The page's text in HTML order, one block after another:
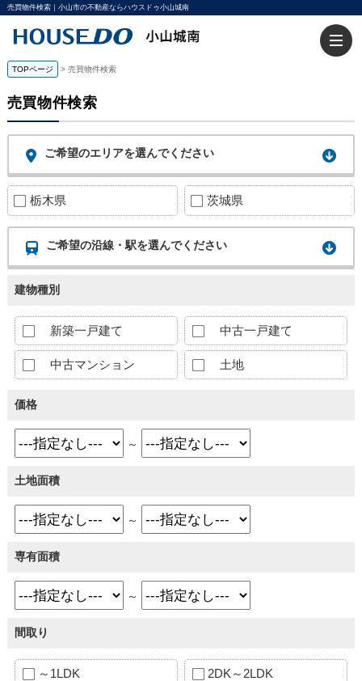
売買物件検索｜小山市の不動産ならハウスドゥ小山城南
TOPページ > 売買物件検索
売買物件検索
ご希望のエリアを選んでください
栃木県 茨城県
ご希望の沿線・駅を選んでください
建物種別
新築一戸建て 中古一戸建て
中古マンション 土地
価格
～
土地面積
～
専有面積
～
間取り
～1LDK 2DK～2LDK